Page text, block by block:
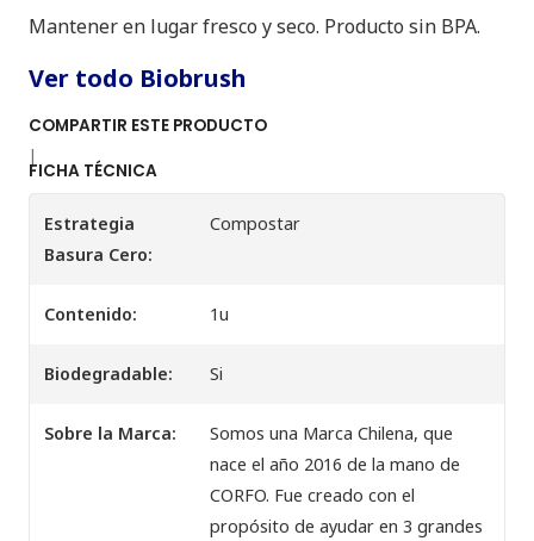
Mantener en lugar fresco y seco. Producto sin BPA.
Ver todo Biobrush
COMPARTIR ESTE PRODUCTO
|
FICHA TÉCNICA
Estrategia
Basura Cero:
Compostar
Contenido: 1u
Biodegradable: Si
Sobre la Marca:
Somos una Marca Chilena, que
nace el año 2016 de la mano de
CORFO. Fue creado con el
propósito de ayudar en 3 grandes